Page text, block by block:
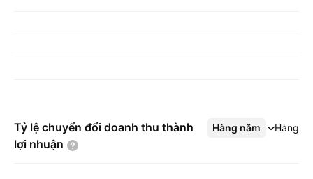
Tỷ lệ chuyển đổi doanh thu thành
lợi nhuận
Hàng năm Hàng
Xem thêm